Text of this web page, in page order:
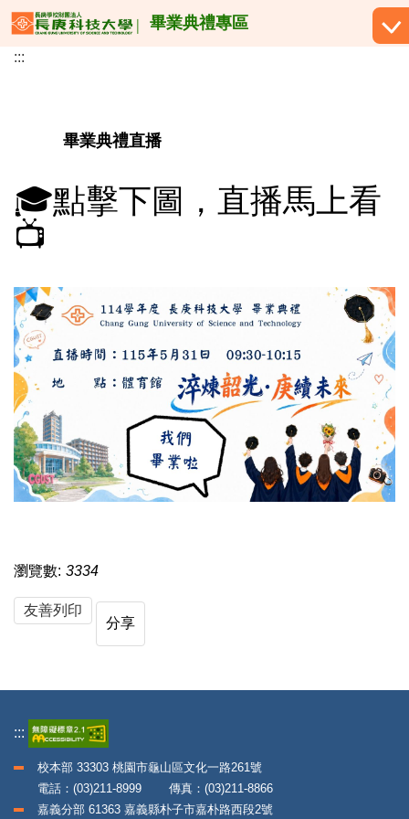
跳
到
主
畢業典禮專區
:::
畢業典禮直播
🎓點擊下圖，直播馬上看
📺
瀏覽數: 3334
友善列印
分享
:::
校本部 33303 桃園市龜山區文化一路261號
電話：(03)211-8999 傳真：(03)211-8866
嘉義分部 61363 嘉義縣朴子市嘉朴路西段2號